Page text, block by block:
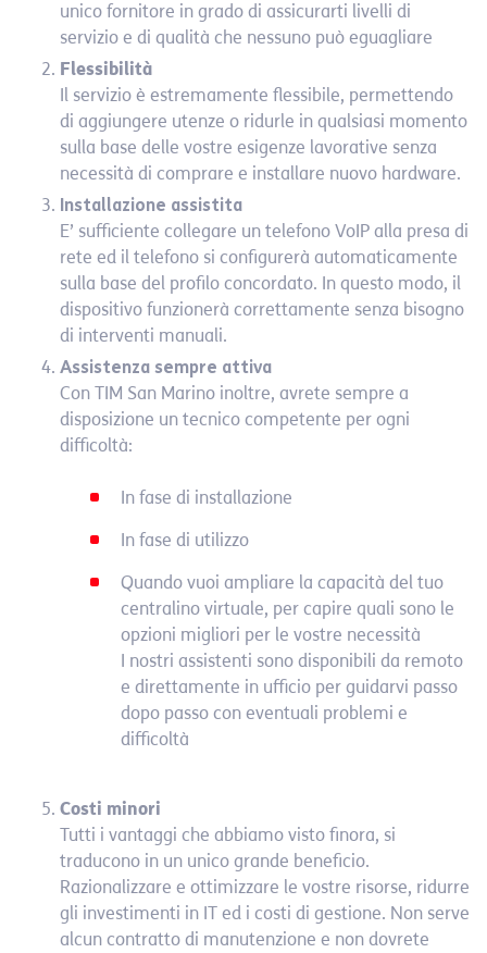
unico fornitore in grado di assicurarti livelli di
servizio e di qualità che nessuno può eguagliare
Flessibilità
Il servizio è estremamente flessibile, permettendo
di aggiungere utenze o ridurle in qualsiasi momento
sulla base delle vostre esigenze lavorative senza
necessità di comprare e installare nuovo hardware.
Installazione assistita
E’ sufficiente collegare un telefono VoIP alla presa di
rete ed il telefono si configurerà automaticamente
sulla base del profilo concordato. In questo modo, il
dispositivo funzionerà correttamente senza bisogno
di interventi manuali.
Assistenza sempre attiva
Con TIM San Marino inoltre, avrete sempre a
disposizione un tecnico competente per ogni
difficoltà:
In fase di installazione
In fase di utilizzo
Quando vuoi ampliare la capacità del tuo
centralino virtuale, per capire quali sono le
opzioni migliori per le vostre necessità
I nostri assistenti sono disponibili da remoto
e direttamente in ufficio per guidarvi passo
dopo passo con eventuali problemi e
difficoltà
Costi minori
Tutti i vantaggi che abbiamo visto finora, si
traducono in un unico grande beneficio.
Razionalizzare e ottimizzare le vostre risorse, ridurre
gli investimenti in IT ed i costi di gestione. Non serve
alcun contratto di manutenzione e non dovrete